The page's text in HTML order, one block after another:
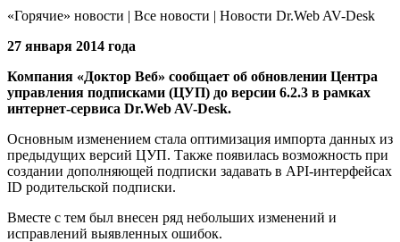
«Горячие» новости | Все новости | Новости Dr.Web AV-Desk
27 января 2014 года
Компания «Доктор Веб» сообщает об обновлении Центра
управления подписками (ЦУП) до версии 6.2.3 в рамках
интернет-сервиса Dr.Web AV-Desk.
Основным изменением стала оптимизация импорта данных из
предыдущих версий ЦУП. Также появилась возможность при
создании дополняющей подписки задавать в API-интерфейсах
ID родительской подписки.
Вместе с тем был внесен ряд небольших изменений и
исправлений выявленных ошибок.